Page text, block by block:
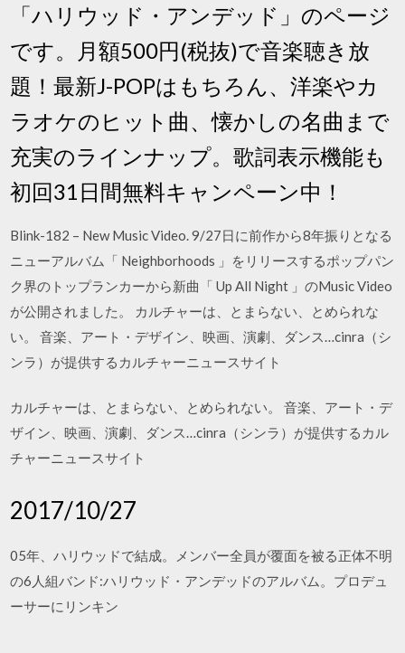
「ハリウッド・アンデッド」のページ
です。月額500円(税抜)で音楽聴き放
題！最新J-POPはもちろん、洋楽やカ
ラオケのヒット曲、懐かしの名曲まで
充実のラインナップ。歌詞表示機能も
初回31日間無料キャンペーン中！
Blink-182 – New Music Video. 9/27日に前作から8年振りとなる
ニューアルバム「 Neighborhoods 」をリリースするポップパン
ク界のトップランカーから新曲「 Up All Night 」のMusic Video
が公開されました。 カルチャーは、とまらない、とめられな
い。 音楽、アート・デザイン、映画、演劇、ダンス…cinra（シ
ンラ）が提供するカルチャーニュースサイト
カルチャーは、とまらない、とめられない。 音楽、アート・デ
ザイン、映画、演劇、ダンス…cinra（シンラ）が提供するカル
チャーニュースサイト
2017/10/27
05年、ハリウッドで結成。メンバー全員が覆面を被る正体不明
の6人組バンド:ハリウッド・アンデッドのアルバム。プロデュ
ーサーにリンキン